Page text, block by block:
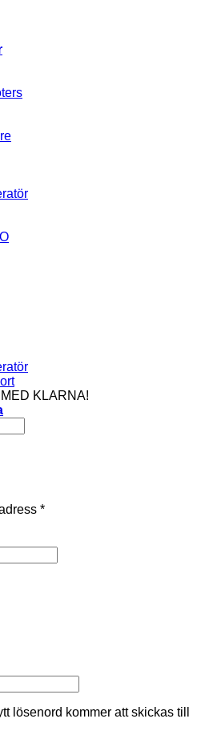
KLARNA!
*Obligatoriskt
lösenord kommer att skickas till